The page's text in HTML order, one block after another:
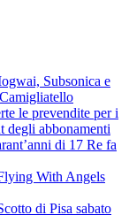
Subsonica e
le prevendite per i
abbonamenti
di 17 Re fa
With Angels
di Pisa sabato